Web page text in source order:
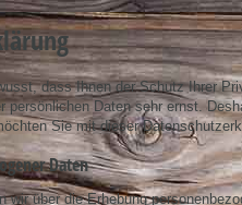
dass Ihnen der Schutz Ihrer
persönlichen Daten sehr ernst.
Sie mit dieser
Daten
wir über die Erhebung